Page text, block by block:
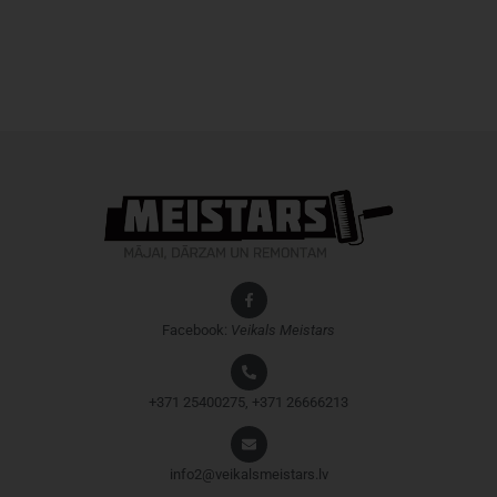
Facebook: Veikals Meistars
+371 25400275, +371 26666213
info2@veikalsmeistars.lv